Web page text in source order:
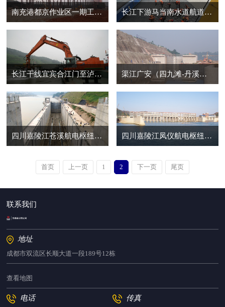
南充港都京作业区一期工程生产生活辅助区 长江下游马当南水道航道整治工程
长江干线宜宾合江门至泸州纳溪航道建设二期工程 渠江广安（四九滩-丹溪口）航运建设工程
四川嘉陵江苍溪航电枢纽船闸工程 四川嘉陵江凤仪航电枢纽船闸工程
首页 上一页 1 2 下一页 尾页
联系我们
地址
成都市双流区长顺大道一段189号12栋
查看地图
电话 传真